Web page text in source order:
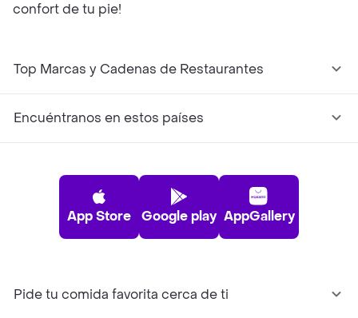
confort de tu pie!
Top Marcas y Cadenas de Restaurantes
Encuéntranos en estos países
App Store Google play AppGallery
Pide tu comida favorita cerca de ti